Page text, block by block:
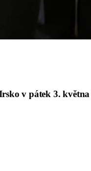
v pátek 3. května